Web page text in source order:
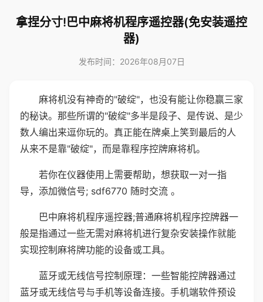
拿捏分寸!巴中麻将机程序遥控器(免安装遥控
器)
发布时间：2026年08月07日
麻将机没有神奇的"破绽"，也没有能让你稳赢三家
的秘诀。那些所谓的"破绽"多半是段子、是传说、是少
数人编出来逗你玩的。真正能在牌桌上笑到最后的人
从来不是靠"破绽"，而是靠程序控牌麻将机。
若你在仪器使用上需要帮助，想获取一对一指
导，添加微信号; sdf6770 随时交流 。
巴中麻将机程序遥控器;普通麻将机程序控牌器一
般是指通过一些无需对麻将机进行复杂安装操作就能
实现控制麻将牌功能的设备或工具。
蓝牙或无线信号控制原理：一些智能控牌器通过
蓝牙或无线信号与手机等设备连接。手机端软件预设